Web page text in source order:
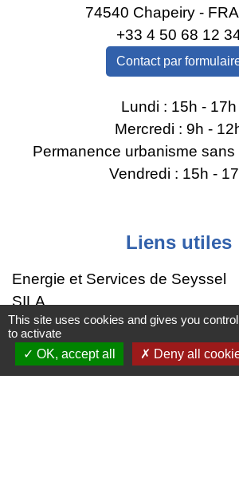
74540 Chapeiry -
+33 4 50 68 12
Contact par
Lundi : 15h - 17h
Mercredi : 9h -
Permanence urbanisme
Vendredi : 15h -
Liens utiles
Energie et Services de Seyssel
SILA
Région Auvergne-Rhône-Alpes
Grand Annecy
SIPA
This site uses cookies and gives you
to activate
OK, accept all
Deny all